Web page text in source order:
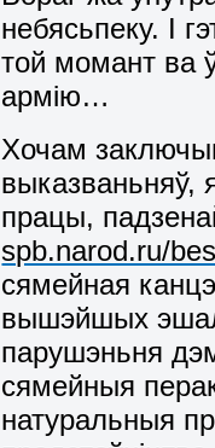
небясьпеку. І
той момант ва
армію…
Хочам
выказваньняў,
працы,
spb.narod.ru/
сямейная
вышэйшых
парушэньня
сямейныя
натуральныя